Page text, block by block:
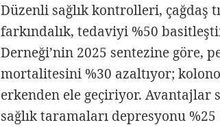
Düzenli sağlık kontrolleri, çağdaş
farkındalık, tedaviyi %50
Derneği’nin 2025 sentezine göre,
mortalitesini %30 azaltıyor;
erkenden ele geçiriyor. Avantajlar
sağlık taramaları depresyonu